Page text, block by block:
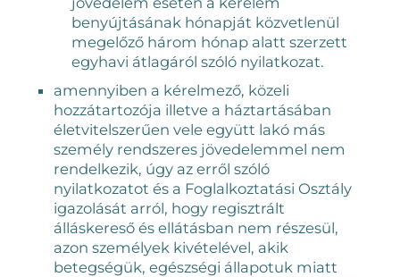
benyújtásának hónapját közvetlenül
megelőző három hónap alatt szerzett
egyhavi átlagáról szóló nyilatkozat.
amennyiben a kérelmező, közeli
hozzátartozója illetve a háztartásában
életvitelszerűen vele együtt lakó más
személy rendszeres jövedelemmel nem
rendelkezik, úgy az erről szóló
nyilatkozatot és a Foglalkoztatási Osztály
igazolását arról, hogy regisztrált
álláskereső és ellátásban nem részesül,
azon személyek kivételével, akik
betegségük, egészségi állapotuk miatt